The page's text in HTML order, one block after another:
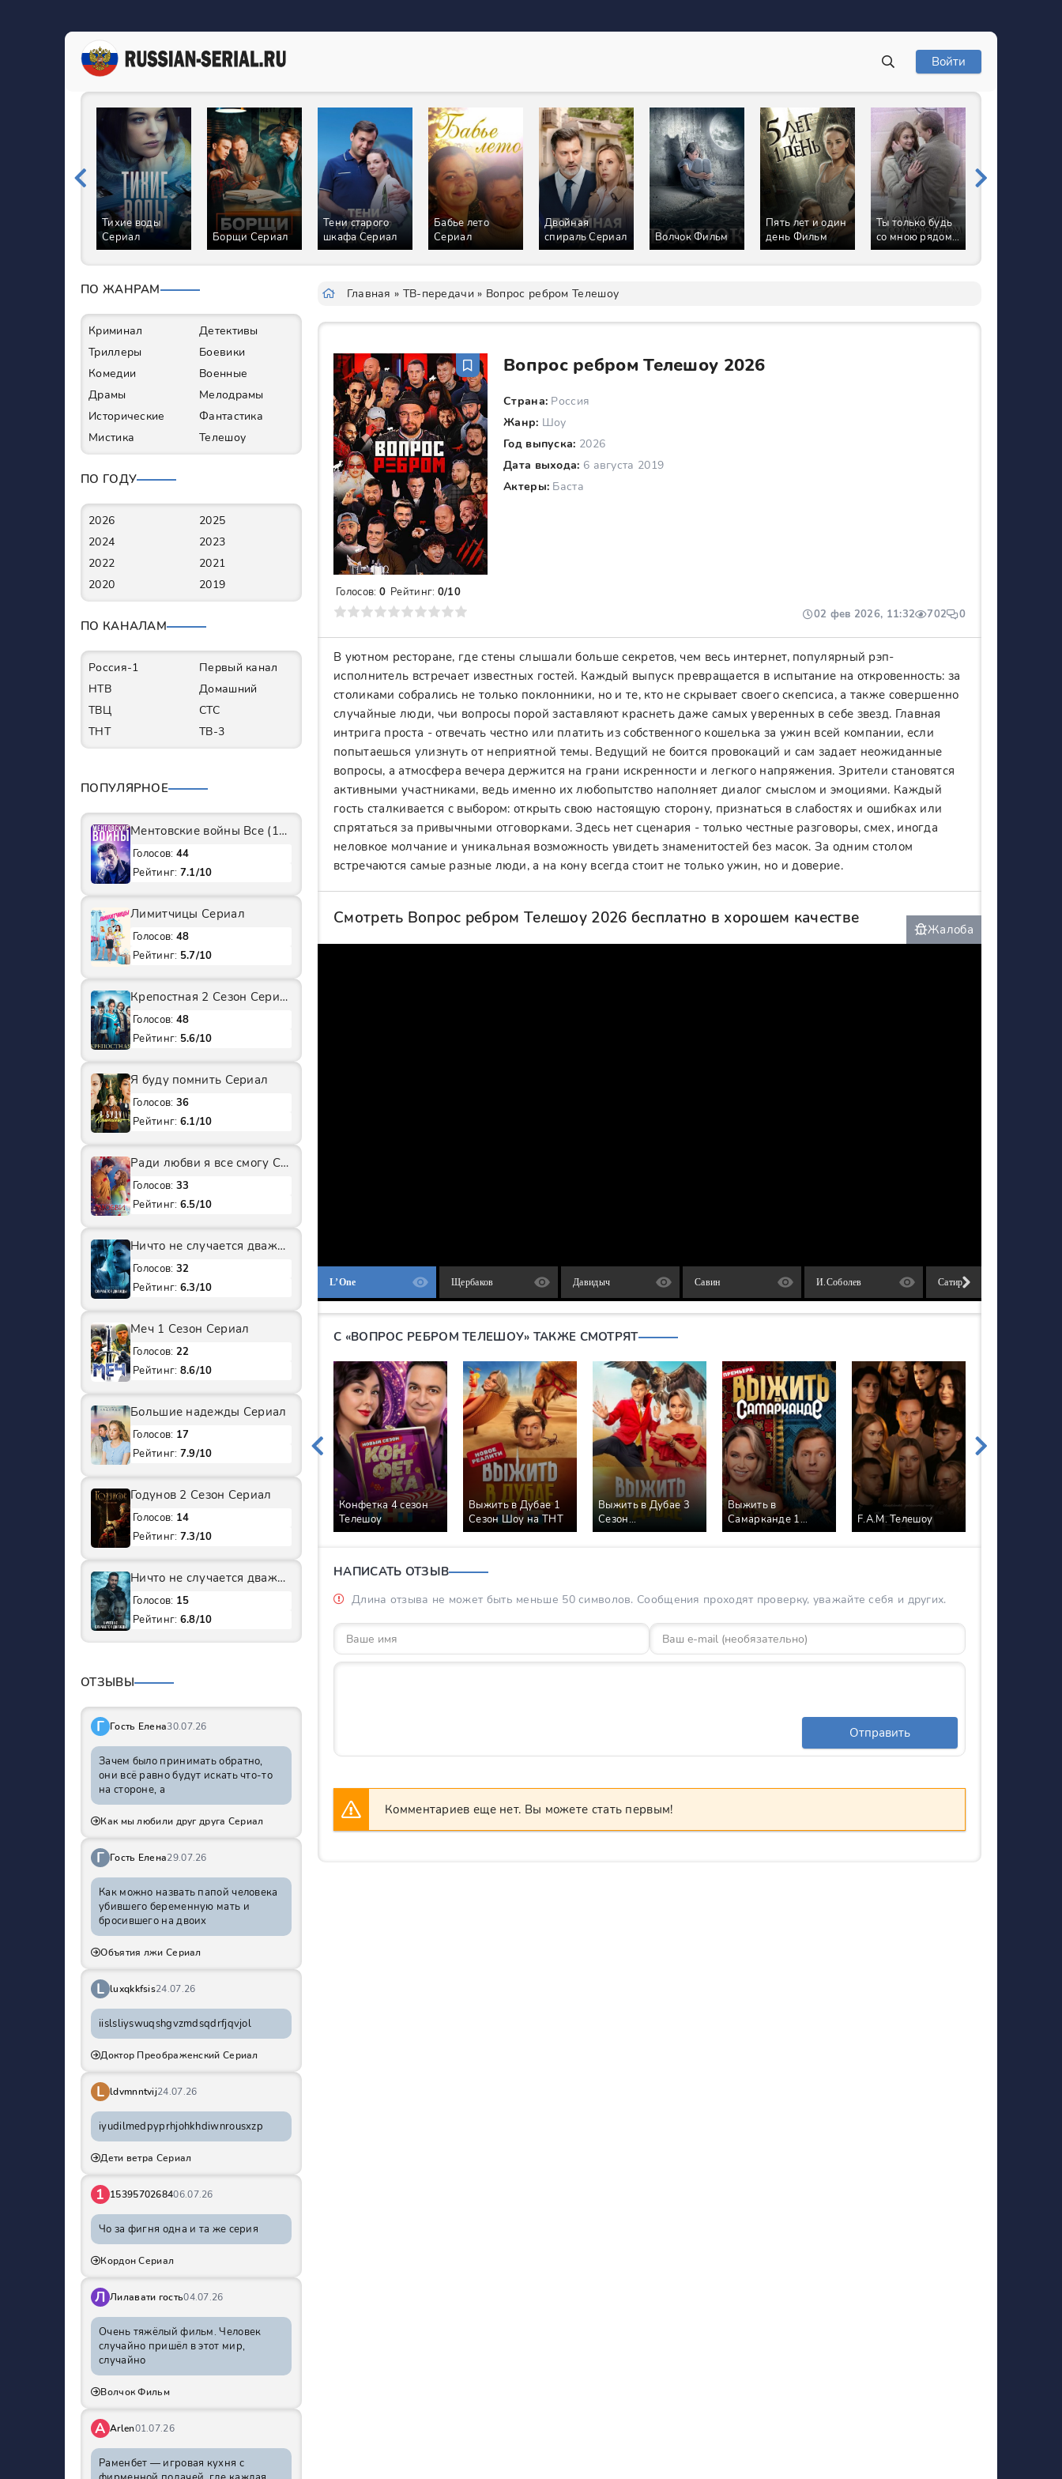
Войти
Тихие воды
Сериал
Борщи Сериал
Тени старого
шкафа Сериал
Бабье лето
Сериал
Двойная
спираль Сериал
Волчок Фильм
Пять лет и один
день Фильм
Ты только будь
со мною рядом
Сериал
Главная » ТВ-передачи » Вопрос ребром Телешоу
Вопрос ребром Телешоу 2026
Страна: Россия
Жанр: Шоу
Год выпуска: 2026
Дата выхода: 6 августа 2019
Актеры: Баста
02 фев 2026, 11:32 702 0
Голосов: 0 Рейтинг: 0/10
7 8 9 10
В уютном ресторане, где стены слышали больше секретов, чем весь интернет, популярный рэп-
исполнитель встречает известных гостей. Каждый выпуск превращается в испытание на откровенность: за
столиками собрались не только поклонники, но и те, кто не скрывает своего скепсиса, а также совершенно
случайные люди, чьи вопросы порой заставляют краснеть даже самых уверенных в себе звезд. Главная
интрига проста - отвечать честно или платить из собственного кошелька за ужин всей компании, если
попытаешься улизнуть от неприятной темы. Ведущий не боится провокаций и сам задает неожиданные
вопросы, а атмосфера вечера держится на грани искренности и легкого напряжения. Зрители становятся
активными участниками, ведь именно их любопытство наполняет диалог смыслом и эмоциями. Каждый
гость сталкивается с выбором: открыть свою настоящую сторону, признаться в слабостях и ошибках или
спрятаться за привычными отговорками. Здесь нет сценария - только честные разговоры, смех, иногда
неловкое молчание и уникальная возможность увидеть знаменитостей без масок. За одним столом
встречаются самые разные люди, а на кону всегда стоит не только ужин, но и доверие.
Смотреть Вопрос ребром Телешоу 2026 бесплатно в хорошем качестве
L’One Щербаков Давидыч Савин И.Соболев Сатир
Жалоба
С «ВОПРОС РЕБРОМ ТЕЛЕШОУ» ТАКЖЕ СМОТРЯТ
Конфетка 4 сезон
Телешоу
Выжить в Дубае 1
Сезон Шоу на ТНТ
Выжить в Дубае 3
Сезон
Возвращение Шоу
Выжить в
Самарканде 1
Сезон Шоу на ТНТ
F.A.M. Телешоу
НАПИСАТЬ ОТЗЫВ
Длина отзыва не может быть меньше 50 символов. Сообщения проходят проверку, уважайте себя и других.
Отправить
Комментариев еще нет. Вы можете стать первым!
ПО ЖАНРАМ
Криминал
Детективы
Триллеры
Боевики
Комедии
Военные
Драмы
Мелодрамы
Исторические
Фантастика
Мистика
Телешоу
ПО ГОДУ
2026
2025
2024
2023
2022
2021
2020
2019
ПО КАНАЛАМ
Россия-1
Первый канал
НТВ
Домашний
ТВЦ
СТС
ТНТ
ТВ-3
ПОПУЛЯРНОЕ
Ментовские войны Все (1-11 Сезоны) подряд Сериал
Голосов: 44
Рейтинг: 7.1/10
Лимитчицы Сериал
Голосов: 48
Рейтинг: 5.7/10
Крепостная 2 Сезон Сериал
Голосов: 48
Рейтинг: 5.6/10
Я буду помнить Сериал
Голосов: 36
Рейтинг: 6.1/10
Ради любви я все смогу Сериал
Голосов: 33
Рейтинг: 6.5/10
Ничто не случается дважды 2 Сезон Сериал
Голосов: 32
Рейтинг: 6.3/10
Меч 1 Сезон Сериал
Голосов: 22
Рейтинг: 8.6/10
Большие надежды Сериал
Голосов: 17
Рейтинг: 7.9/10
Годунов 2 Сезон Сериал
Голосов: 14
Рейтинг: 7.3/10
Ничто не случается дважды 1 Сезон Сериал
Голосов: 15
Рейтинг: 6.8/10
ОТЗЫВЫ
Г Гость Елена30.07.26
Зачем было принимать обратно,
они всё равно будут искать что-то
на стороне, а
Как мы любили друг друга Сериал
Г Гость Елена29.07.26
Как можно назвать папой человека
убившего беременную мать и
бросившего на двоих
Объятия лжи Сериал
L luxqkkfsis24.07.26
iislsliyswuqshgvzmdsqdrfjqvjol
Доктор Преображенский Сериал
L ldvmnntvij24.07.26
iyudilmedpyprhjohkhdiwnrousxzp
Дети ветра Сериал
1 1539570268406.07.26
Чо за фигня одна и та же серия
Кордон Сериал
Л Лилавати гость04.07.26
Очень тяжёлый фильм. Человек
случайно пришёл в этот мир,
случайно
Волчок Фильм
A Arlen01.07.26
Раменбет — игровая кухня с